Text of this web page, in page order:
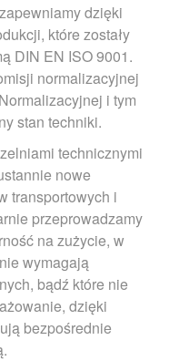
dzięki
które zostały
DIN EN ISO 9001.
normalizacyjnej
i tym
stan techniki.
technicznymi
nowe
transportowych i
przeprowadzamy
na zużycie, w
wymagają
bądź które nie
dzięki
bezpośrednie